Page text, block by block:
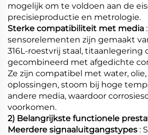
mogelijk om te voldoen aan de
precisieproductie en metrologie.
Sterke compatibiliteit met media
sensorelementen zijn gemaakt
316L-roestvrij staal, titaanlegering
gecombineerd met afgedichte
Ze zijn compatibel met water,
oplossingen, stoom bij hoge
andere media, waardoor
voorkomen.
2) Belangrijkste functionele
Meerdere signaaluitgangstypes :